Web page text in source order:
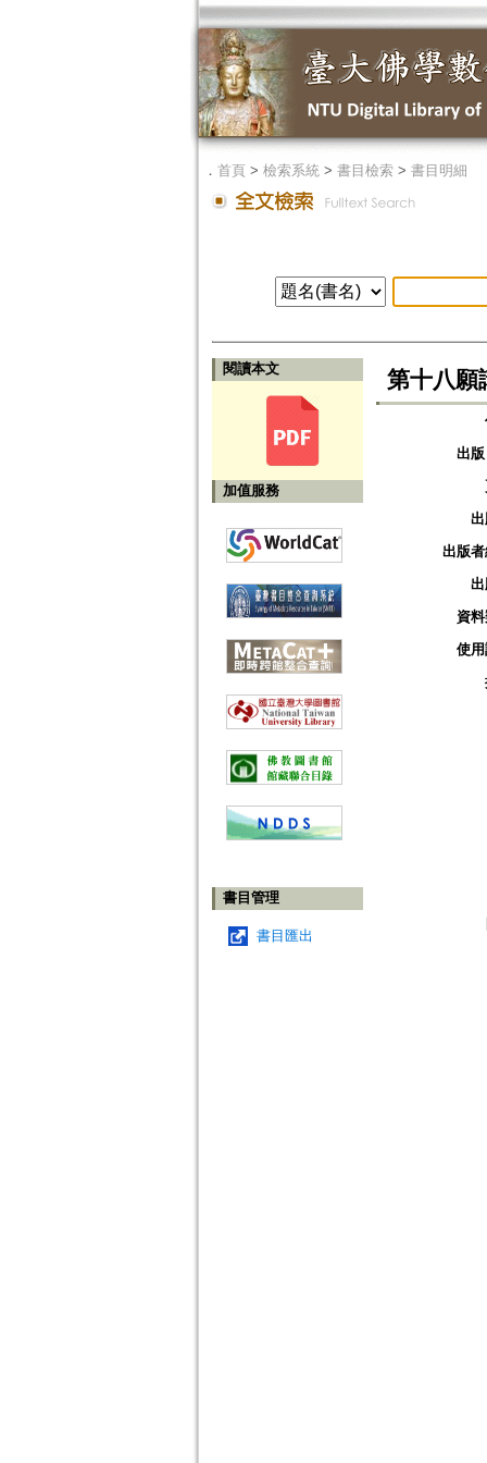
． 首頁> 檢索系統> 書目檢索> 書目明細
閱讀本文
加值服務
書目管理
書目匯出
第十八願
出
出版
資
使